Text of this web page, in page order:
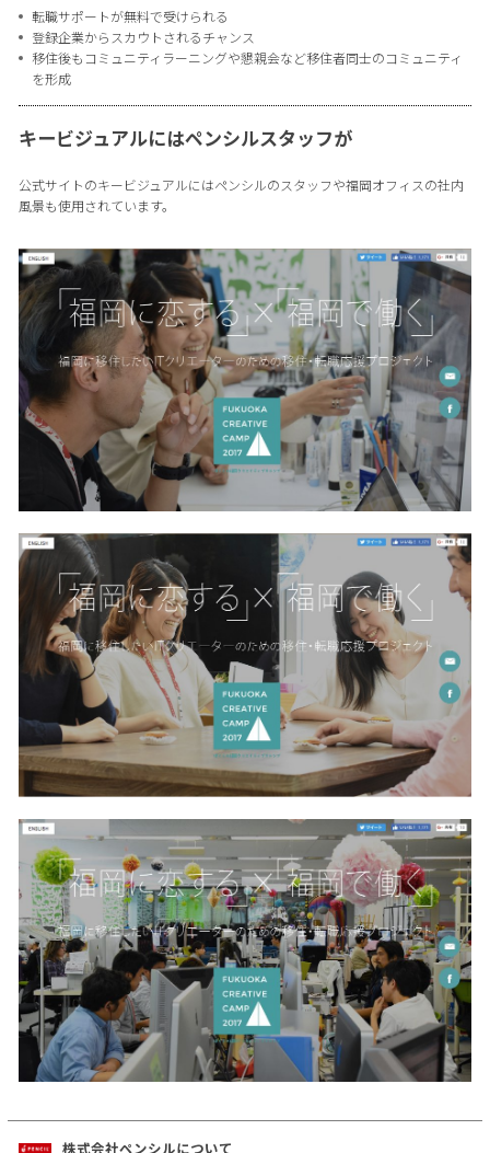
転職サポートが無料で受けられる
登録企業からスカウトされるチャンス
移住後もコミュニティラーニングや懇親会など移住者同士のコミュニティ
を形成
キービジュアルにはペンシルスタッフが
公式サイトのキービジュアルにはペンシルのスタッフや福岡オフィスの社内
風景も使用されています。
株式会社ペンシルについて